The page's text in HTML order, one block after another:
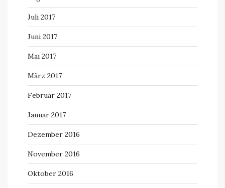
Juli 2017
Juni 2017
Mai 2017
März 2017
Februar 2017
Januar 2017
Dezember 2016
November 2016
Oktober 2016